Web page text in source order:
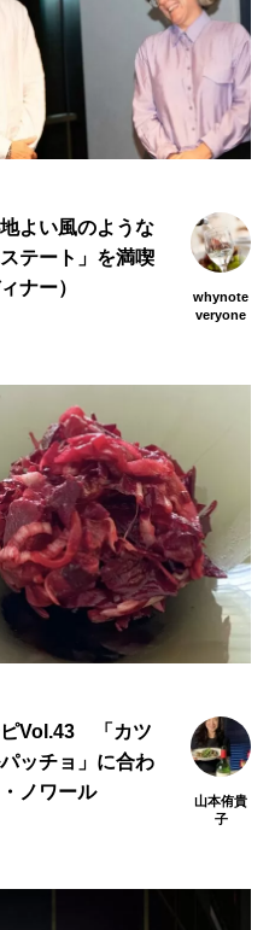
よい風のような
テート」を満喫
ナー）
whynote
veryone
ピVol.43 「カツ
ッチョ」に合わ
ノワール
山本侑貴
子